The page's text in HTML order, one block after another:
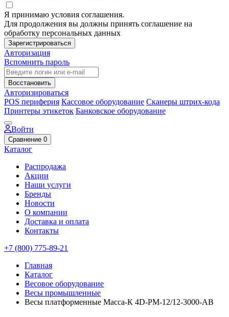
Я принимаю условия соглашения.
Для продолжения вы должны принять соглашение на
обработку персональных данных
Зарегистрироваться
Авторизация
Вспомнить пароль
Восстановить
Авторизироваться
POS периферия Кассовое оборудование Сканеры штрих-кода
Принтеры этикеток Банковское оборудование
Войти
Сравнение 0
Каталог
Распродажа
Акции
Наши услуги
Бренды
Новости
О компании
Доставка и оплата
Контакты
+7 (800) 775-89-21
Главная
Каталог
Весовое оборудование
Весы промышленные
Весы платформенные Масса-К 4D-PM-12/12-3000-AB